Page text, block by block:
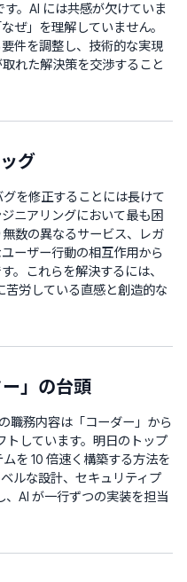
す。AI には共感が欠けていま
ぜ」を理解していません。
件を調整し、技術的な実現
れた解決策を交渉すること
グ
を修正することには長けて
ニアリングにおいて最も困
数の異なるサービス、レガ
ーザー行動の相互作用から
。これらを解決するには、
苦労している直感と創造的な
」の台頭
職務内容は「コーダー」から
トしています。明日のトップ
を 10 倍速く構築する方法を
ルな設計、セキュリティプ
、AI が一行ずつの実装を担当